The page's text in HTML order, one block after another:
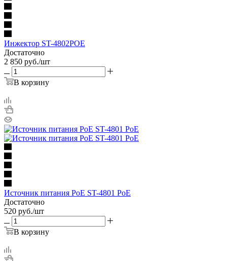
Инжектор ST-4802POE
Достаточно
2 850 руб./шт
В корзину
Источник питания PoE ST-4801 PoE
Достаточно
520 руб./шт
В корзину